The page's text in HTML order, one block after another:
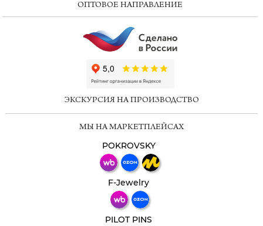
ОПТОВОЕ НАПРАВЛЕНИЕ
ЭКСКУРСИЯ НА ПРОИЗВОДСТВО
МЫ НА МАРКЕТПЛЕЙСАХ
POKROVSKY
F-Jewelry
PILOT PINS